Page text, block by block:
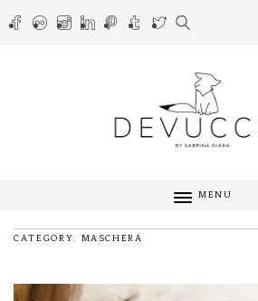
MENU
CATEGORY: MASCHERA